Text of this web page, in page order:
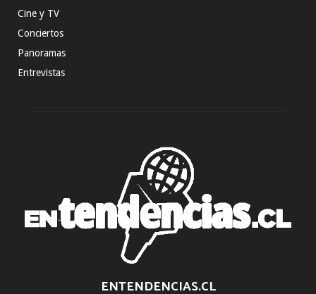
Cine y TV
Conciertos
Panoramas
Entrevistas
ENTENDENCIAS.CL